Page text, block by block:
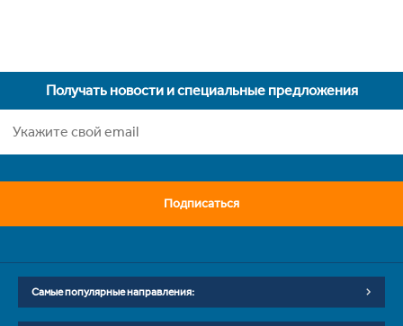
Получать новости и специальные предложения
Подписаться
Самые популярные направления: